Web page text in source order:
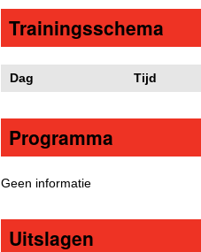
Trainingsschema
Dag Tijd
Programma
Geen informatie
Uitslagen